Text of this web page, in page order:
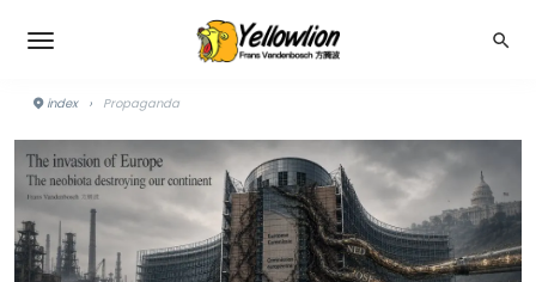
index › Propaganda